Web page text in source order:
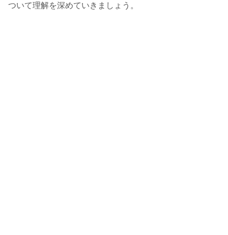
ついて理解を深めていきましょう。